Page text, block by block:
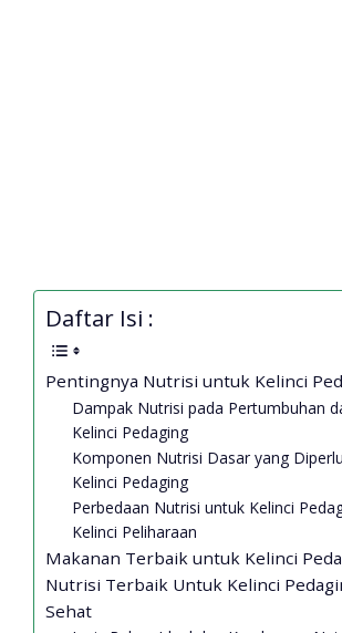
Daftar Isi :
Pentingnya Nutrisi untuk Kelinci
Dampak Nutrisi pada Pertumbuhan
Kelinci Pedaging
Komponen Nutrisi Dasar yang
Kelinci Pedaging
Perbedaan Nutrisi untuk Kelinci
Kelinci Peliharaan
Makanan Terbaik untuk Kelinci
Nutrisi Terbaik Untuk Kelinci
Sehat